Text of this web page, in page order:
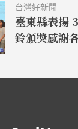
台灣好新聞
臺東縣表揚
鈴頒獎感謝